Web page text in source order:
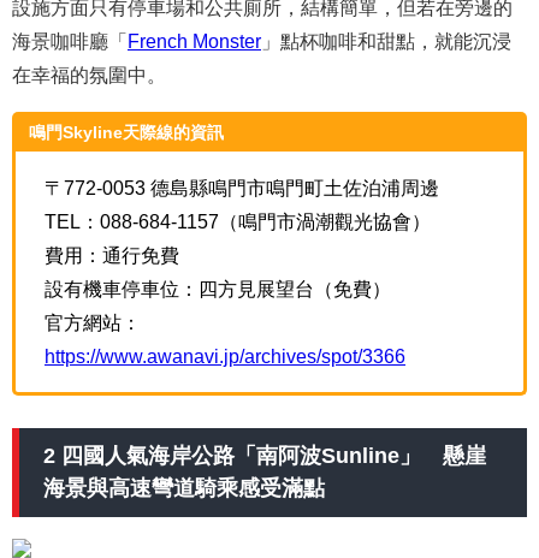
設施方面只有停車場和公共廁所，結構簡單，但若在旁邊的
海景咖啡廳「 French Monster 」點杯咖啡和甜點，就能沉浸
在幸福的氛圍中。
鳴門Skyline天際線的資訊
〒772-0053 德島縣鳴門市鳴門町土佐泊浦周邊
TEL：088-684-1157（鳴門市渦潮觀光協會）
費用：通行免費
設有機車停車位：四方見展望台（免費）
官方網站：
https://www.awanavi.jp/archives/spot/3366
2 四國人氣海岸公路「南阿波Sunline」 懸崖
海景與高速彎道騎乘感受滿點